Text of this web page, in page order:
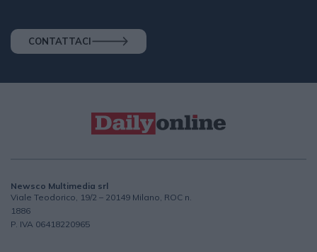
CONTATTACI
Newsco Multimedia srl
Viale Teodorico, 19/2 – 20149 Milano, ROC n.
1886
P. IVA 06418220965